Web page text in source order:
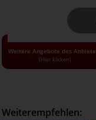
Weitere Angebote des
(Hier klicken)
• Alle Gutscheine
• Pro Haushalt kann
Weiterempfehlen: